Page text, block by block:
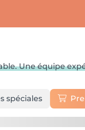
Une équipe
spéciales